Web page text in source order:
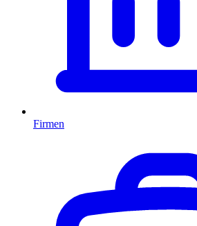
Firmen